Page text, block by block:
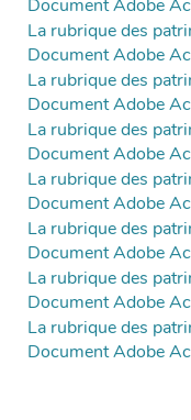
Document Adobe
La rubrique des
Document Adobe
La rubrique des
Document Adobe
La rubrique des
Document Adobe
La rubrique des
Document Adobe
La rubrique des
Document Adobe
La rubrique des
Document Adobe
La rubrique des
Document Adobe